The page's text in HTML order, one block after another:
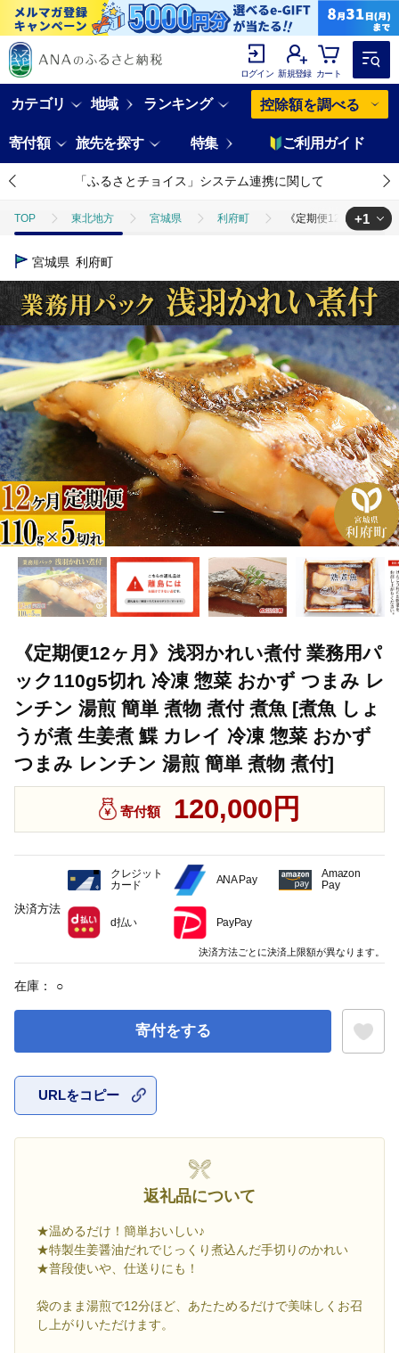
ログイン 新規登録 カート
カテゴリ 地域 ランキング 控除額を調べる
寄付額 旅先を探す 特集 ご利用ガイド
「ふるさとチョイス」システム連携に関して
TOP 東北地方 宮城県 利府町 《定期便12ヶ月》浅
TOP
+1
宮城県 利府町
《定期便12ヶ月》浅羽かれい煮付 業務用パ
ック110g5切れ 冷凍 惣菜 おかず つまみ レ
ンチン 湯煎 簡単 煮物 煮付 煮魚 [煮魚 しょ
うが煮 生姜煮 鰈 カレイ 冷凍 惣菜 おかず
つまみ レンチン 湯煎 簡単 煮物 煮付]
寄付額 120,000円
在庫： ○
寄付をする
URLをコピー
返礼品について
★温めるだけ！簡単おいしい♪
★特製生姜醤油だれでじっくり煮込んだ手切りのかれい
★普段使いや、仕送りにも！
袋のまま湯煎で12分ほど、あたためるだけで美味しくお召
し上がりいただけます。
決済方法
クレジット
カード
ANA Pay
Amazon
Pay
d払い PayPay
決済方法ごとに決済上限額が異なります。